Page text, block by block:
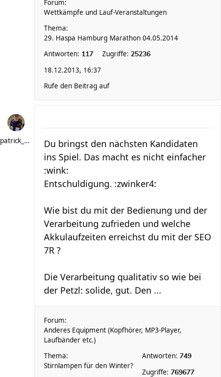
Forum:
Wettkämpfe und Lauf-Veranstaltungen
Thema:
29. Haspa Hamburg Marathon 04.05.2014
Antworten: 117 Zugriffe: 25236
18.12.2013, 16:37
Rufe den Beitrag auf
patrick_schere
Du bringst den nächsten Kandidaten
ins Spiel. Das macht es nicht einfacher
:wink:
Entschuldigung. :zwinker4:
Wie bist du mit der Bedienung und der
Verarbeitung zufrieden und welche
Akkulaufzeiten erreichst du mit der SEO
7R ?
Die Verarbeitung qualitativ so wie bei
der Petzl: solide, gut. Den ...
Forum:
Anderes Equipment (Kopfhörer, MP3-Player,
Laufbänder etc.)
Thema:
Stirnlampen für den Winter?
Antworten: 749
Zugriffe: 769677